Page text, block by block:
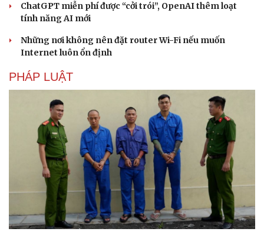
ChatGPT miễn phí được “cởi trói”, OpenAI thêm loạt
tính năng AI mới
Những nơi không nên đặt router Wi-Fi nếu muốn
Internet luôn ổn định
PHÁP LUẬT